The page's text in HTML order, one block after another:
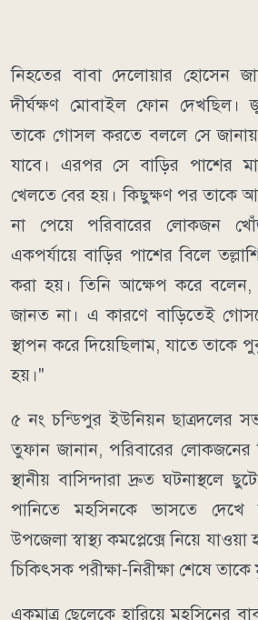
নিহতের বাবা দেলোয়ার হোসেন
দীর্ঘক্ষণ মোবাইল ফোন দেখছিল।
তাকে গোসল করতে বললে সে
যাবে। এরপর সে বাড়ির পাশের
খেলতে বের হয়। কিছুক্ষণ পর তাকে
না পেয়ে পরিবারের লোকজন
একপর্যায়ে বাড়ির পাশের বিলে
করা হয়। তিনি আক্ষেপ করে বলেন,
জানত না। এ কারণে বাড়িতেই
স্থাপন করে দিয়েছিলাম, যাতে তাকে
হয়।"
৫ নং চন্ডিপুর ইউনিয়ন ছাত্রদলের
তুফান জানান, পরিবারের লোকজনের
স্থানীয় বাসিন্দারা দ্রুত ঘটনাস্থলে
পানিতে মহসিনকে ভাসতে দেখে
উপজেলা স্বাস্থ্য কমপ্লেক্সে নিয়ে
চিকিৎসক পরীক্ষা-নিরীক্ষা শেষে
একমাত্র ছেলেকে হারিয়ে মহসিনের